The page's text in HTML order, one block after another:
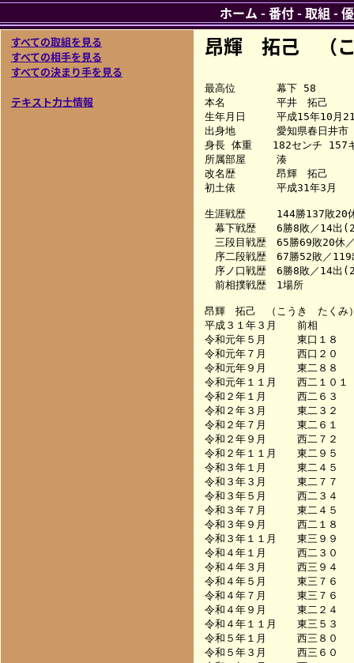
すべての取組を見る
すべての相手を見る
すべての決まり手を見る
テキスト力士情報
昂輝 拓己 （
最高位　　　　幕下 58
本名　　　　　平井　拓己
生年月日　　　平成15年10月
出身地　　　　愛知県春日井市
身長 体重　　182センチ 157
所属部屋　　　湊
改名歴　　　　昂輝　拓己
初土俵　　　　平成31年3月
生涯戦歴　　　144勝137敗
幕下戦歴　　6勝8敗／14出
三段目戦歴　65勝69敗20休
序二段戦歴　67勝52敗／
序ノ口戦歴　6勝8敗／14出
前相撲戦歴　1場所
昂輝　拓己　（こうき　たくみ
平成３１年３月　　前相　
令和元年５月　　　東口
令和元年７月　　　西口
令和元年９月　　　東二
令和元年１１月　　西二
令和２年１月　　　西二
令和２年３月　　　東二
令和２年７月　　　東二
令和２年９月　　　西二
令和２年１１月　　東二９
令和３年１月　　　東二
令和３年３月　　　東二７
令和３年５月　　　西二
令和３年７月　　　東二
令和３年９月　　　西二
令和３年１１月　　東三
令和４年１月　　　西二３
令和４年３月　　　西三
令和４年５月　　　東三
令和４年７月　　　東三
令和４年９月　　　東二２
令和４年１１月　　東三
令和５年１月　　　西三
令和５年３月　　　西三
ホーム -番付-取組 -